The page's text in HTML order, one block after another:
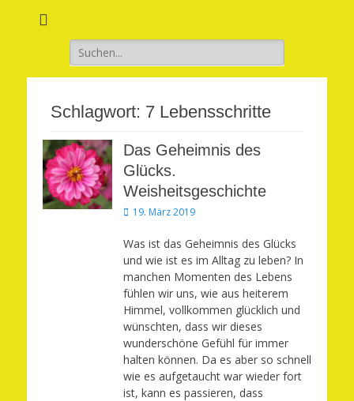
Suchen
nach:
Schlagwort: 7 Lebensschritte
Das Geheimnis des
Glücks.
Weisheitsgeschichte
Veröffentlicht
19. März 2019
Was ist das Geheimnis des Glücks
und wie ist es im Alltag zu leben? In
manchen Momenten des Lebens
fühlen wir uns, wie aus heiterem
Himmel, vollkommen glücklich und
wünschten, dass wir dieses
wunderschöne Gefühl für immer
halten können. Da es aber so schnell
wie es aufgetaucht war wieder fort
ist, kann es passieren, dass